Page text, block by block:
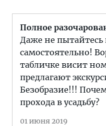
Полное
Даже не пытайтесь
самостоятельно!
табличке висит
предлагают
Безобразие!!!
прохода в усадьбу?
01 июня 2019